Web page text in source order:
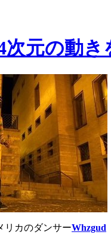
次元の動
リカのダンサーWhzgud